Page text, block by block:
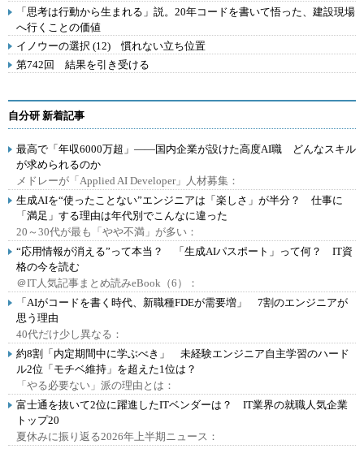
「思考は行動から生まれる」説。20年コードを書いて悟った、建設現場
へ行くことの価値
イノウーの選択 (12) 慣れない立ち位置
第742回 結果を引き受ける
自分研 新着記事
最高で「年収6000万超」――国内企業が設けた高度AI職 どんなスキル
が求められるのか
メドレーが「Applied AI Developer」人材募集：
生成AIを“使ったことない”エンジニアは「楽しさ」が半分？ 仕事に
「満足」する理由は年代別でこんなに違った
20～30代が最も「やや不満」が多い：
“応用情報が消える”って本当？ 「生成AIパスポート」って何？ IT資
格の今を読む
＠IT人気記事まとめ読みeBook（6）：
「AIがコードを書く時代、新職種FDEが需要増」 7割のエンジニアが
思う理由
40代だけ少し異なる：
約8割「内定期間中に学ぶべき」 未経験エンジニア自主学習のハード
ル2位「モチベ維持」を超えた1位は？
「やる必要ない」派の理由とは：
富士通を抜いて2位に躍進したITベンダーは？ IT業界の就職人気企業
トップ20
夏休みに振り返る2026年上半期ニュース：